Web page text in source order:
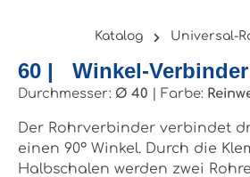
Katalog Universal-
60 | Winkel-Verbinder
Durchmesser: Ø 40 Farbe:
Der Rohrverbinder verbindet
einen 90° Winkel. Durch die
Halbschalen werden zwei